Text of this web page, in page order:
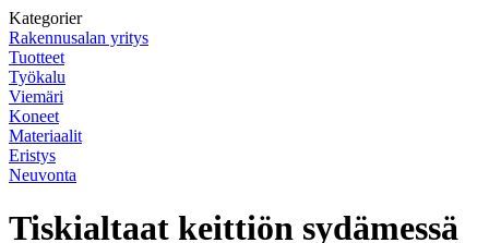
Kategorier
Rakennusalan yritys
Tuotteet
Työkalu
Viemäri
Koneet
Materiaalit
Eristys
Neuvonta
Tiskialtaat keittiön sydämessä